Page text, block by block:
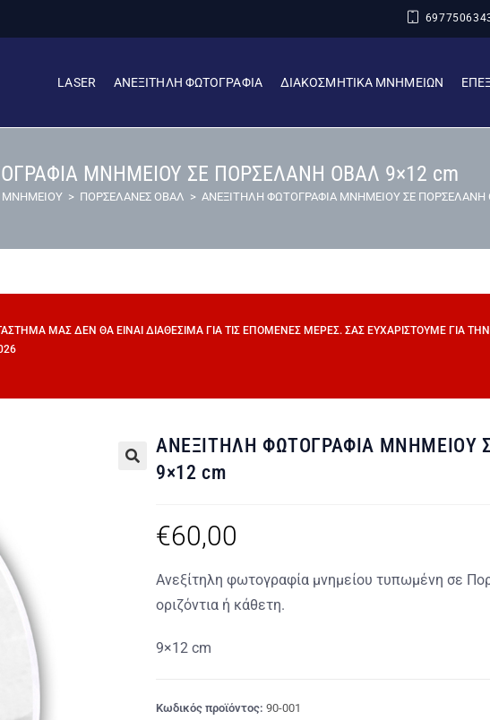
LASER ΑΝΕΞΙΤΗΛΗ ΦΩΤΟΓΡΑΦΙΑ ΔΙΑΚΟΣΜΗΤΙΚΑ ΜΝΗΜΕΙΩΝ
ΜΝΗΜΕΙΟΥ ΣΕ ΠΟΡΣΕΛΑΝΗ ΟΒΑΛ 9×12 cm
ΜΝΗΜΕΙΟΥ > ΠΟΡΣΕΛΑΝΕΣ ΟΒΑΛ > ΑΝΕΞΙΤΗΛΗ ΦΩΤΟΓΡΑΦΙΑ ΜΝΗΜΕΙΟΥ ΣΕ ΠΟΡΣΕΛΑΝΗ
ΜΑΣ ΔΕΝ ΘΑ ΕΊΝΑΙ ΔΙΑΘΈΣΙΜΑ ΓΙΑ ΤΙΣ ΕΠΌΜΕΝΕΣ ΜΈΡΕΣ. ΣΑΣ ΕΥΧΑΡΙΣΤΟΎΜΕ ΓΙΑ
ΑΝΕΞΙΤΗΛΗ ΦΩΤΟΓΡΑΦΙΑ ΜΝΗΜΕΙΟΥ
9×12 cm
€60,00
Ανεξίτηλη φωτογραφία μνημείου τυπωμένη σε
οριζόντια ή κάθετη.
9×12 cm
Κωδικός προϊόντος: 90-001